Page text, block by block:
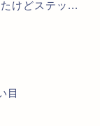
けどステッ...
目